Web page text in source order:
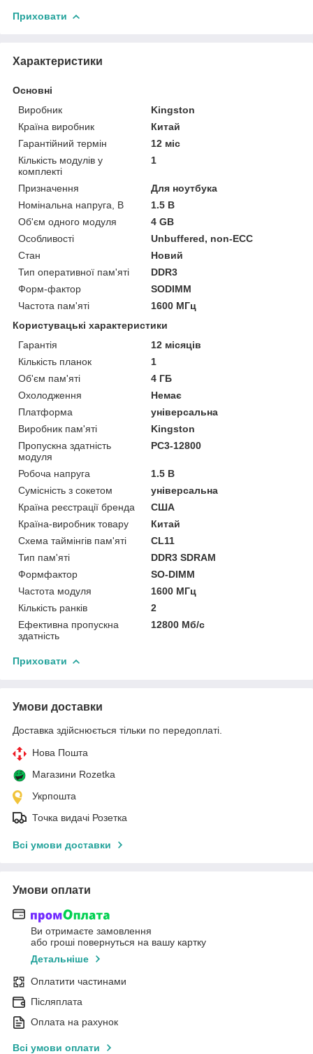
Приховати
Характеристики
Основні
Виробник
Kingston
Країна виробник
Китай
Гарантійний термін
12 міс
Кількість модулів у
комплекті
1
Призначення
Для ноутбука
Номінальна напруга, В
1.5 В
Об'єм одного модуля
4 GB
Особливості
Unbuffered, non-ECC
Стан
Новий
Тип оперативної пам'яті
DDR3
Форм-фактор
SODIMM
Частота пам'яті
1600 МГц
Користувацькі характеристики
Гарантія
12 місяців
Кількість планок
1
Об'єм пам'яті
4 ГБ
Охолодження
Немає
Платформа
універсальна
Виробник пам'яті
Kingston
Пропускна здатність
модуля
PC3-12800
Робоча напруга
1.5 В
Сумісність з сокетом
універсальна
Країна реєстрації бренда
США
Країна-виробник товару
Китай
Схема таймінгів пам'яті
CL11
Тип пам'яті
DDR3 SDRAM
Формфактор
SO-DIMM
Частота модуля
1600 МГц
Кількість ранків
2
Ефективна пропускна
здатність
12800 Мб/с
Приховати
Умови доставки
Доставка здійснюється тільки по передоплаті.
Нова Пошта
Магазини Rozetka
Укрпошта
Точка видачі Розетка
Всі умови доставки
Умови оплати
Ви отримаєте замовлення
або гроші повернуться на вашу картку
Детальніше
Оплатити частинами
Післяплата
Оплата на рахунок
Всі умови оплати